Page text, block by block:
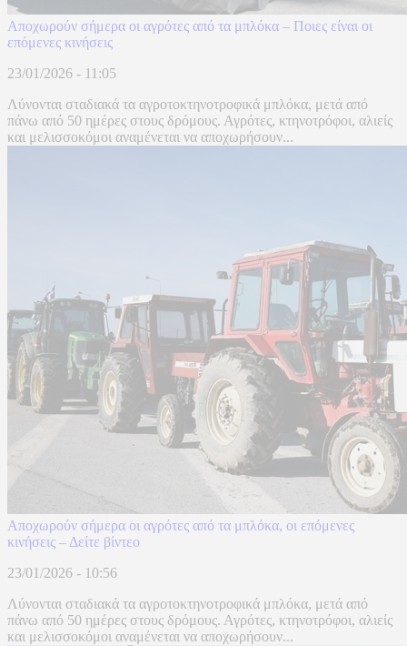
Αποχωρούν σήμερα οι αγρότες από τα μπλόκα – Ποιες είναι οι
επόμενες κινήσεις
23/01/2026 - 11:05
Λύνονται σταδιακά τα αγροτοκτηνοτροφικά μπλόκα, μετά από
πάνω από 50 ημέρες στους δρόμους. Αγρότες, κτηνοτρόφοι, αλιείς
και μελισσοκόμοι αναμένεται να αποχωρήσουν...
Αποχωρούν σήμερα οι αγρότες από τα μπλόκα, οι επόμενες
κινήσεις – Δείτε βίντεο
23/01/2026 - 10:56
Λύνονται σταδιακά τα αγροτοκτηνοτροφικά μπλόκα, μετά από
πάνω από 50 ημέρες στους δρόμους. Αγρότες, κτηνοτρόφοι, αλιείς
και μελισσοκόμοι αναμένεται να αποχωρήσουν...